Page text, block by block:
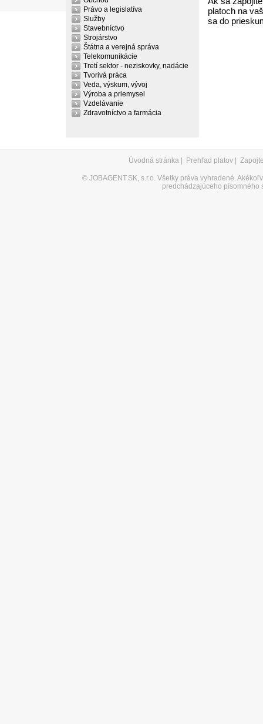
Právo a legislatíva
Služby
Stavebníctvo
Strojárstvo
Štátna a verejná správa
Telekomunikácie
Tretí sektor - neziskovky, nadácie
Tvorivá práca
Veda, výskum, vývoj
Výroba a priemysel
Vzdelávanie
Zdravotníctvo a farmácia
platoch na
sa do
Úvodná stránka Prehľad platov
© JOBAGENT.SK, s.r.o. Všetky práva vyhradené.
predchádzajúceho písomného